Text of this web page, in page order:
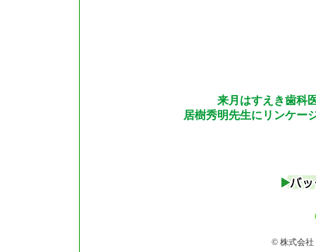
来月はすえき歯科
居樹秀明先生にリンケー
© 株式会